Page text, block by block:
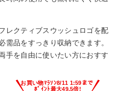
レクティブスウッシュロゴを配
需品をすっきり収納できます。
手を自由に使いたい方におすす